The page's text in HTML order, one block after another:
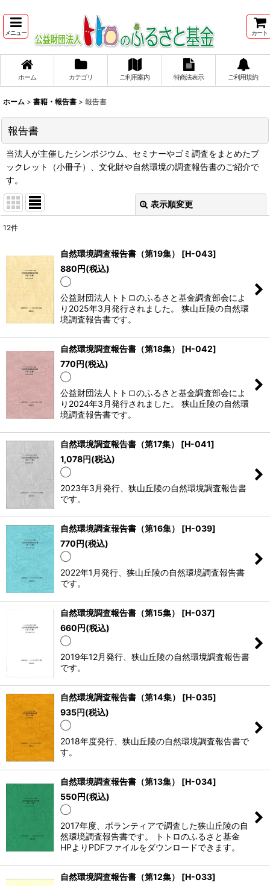
メニュー カート
ホーム カテゴリ ご利用案内 特商法表示 ご利用規約
ホーム > 書籍・報告書 > 報告書
報告書
当法人が主催したシンポジウム、セミナーやゴミ調査をまとめたブ
ックレット（小冊子）、文化財や自然環境の調査報告書のご紹介で
す。
表示順変更
並び順
絞り込む
12件
自然環境調査報告書（第19集） [H-043]
880円(税込)
◯
公益財団法人トトロのふるさと基金調査部会によ
り2025年3月発行されました。 狭山丘陵の自然環
境調査報告書です。
自然環境調査報告書（第18集） [H-042]
770円(税込)
◯
公益財団法人トトロのふるさと基金調査部会によ
り2024年3月発行されました。 狭山丘陵の自然環
境調査報告書です。
自然環境調査報告書（第17集） [H-041]
1,078円(税込)
◯
2023年3月発行、狭山丘陵の自然環境調査報告書
です。
自然環境調査報告書（第16集） [H-039]
770円(税込)
◯
2022年1月発行、狭山丘陵の自然環境調査報告書
です。
自然環境調査報告書（第15集） [H-037]
660円(税込)
◯
2019年12月発行、狭山丘陵の自然環境調査報告書
です。
自然環境調査報告書（第14集） [H-035]
935円(税込)
◯
2018年度発行、狭山丘陵の自然環境調査報告書で
す。
自然環境調査報告書（第13集） [H-034]
550円(税込)
◯
2017年度、ボランティアで調査した狭山丘陵の自
然環境調査報告書です。 トトロのふるさと基金
HPよりPDFファイルをダウンロードできます。
自然環境調査報告書（第12集） [H-033]